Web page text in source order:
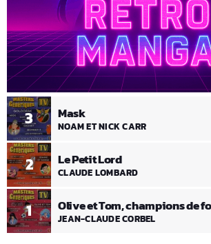
1 Olive et Tom, champions de
JEAN-CLAUDE CORBEL
2 Le Petit Lord
CLAUDE LOMBARD
3 Mask
NOAM ET NICK CARR